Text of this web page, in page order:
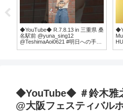
◆YouTube◆ R.7.8.13 in 三重県 桑
名駅前 @yuna_sing12
@TeshimaAoi0621 #明日への手紙
◆YouTube◆ ＃鈴木雅
@大阪フェスティバル